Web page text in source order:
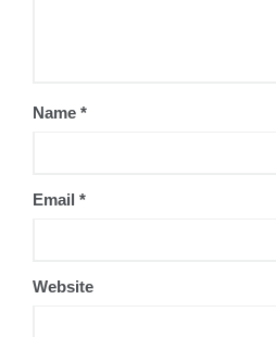
Name *
Email *
Website